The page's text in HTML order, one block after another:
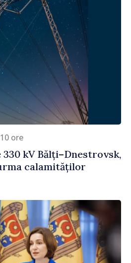
ore
kV Bălți–Dnestrovsk,
calamităților